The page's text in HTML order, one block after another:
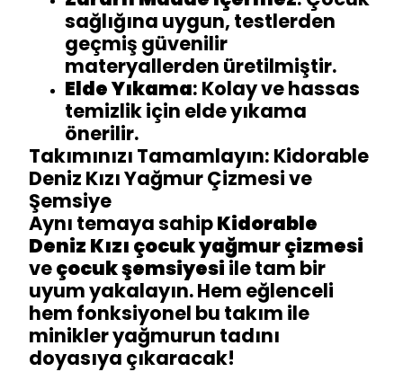
sağlığına uygun, testlerden
geçmiş güvenilir
materyallerden üretilmiştir.
Elde Yıkama: Kolay ve hassas
temizlik için elde yıkama
önerilir.
Takımınızı Tamamlayın: Kidorable
Deniz Kızı Yağmur Çizmesi ve
Şemsiye
Aynı temaya sahipKidorable
Deniz Kızı çocuk yağmur çizmesi
veçocuk şemsiyesi ile tam bir
uyum yakalayın. Hem eğlenceli
hem fonksiyonel bu takım ile
minikler yağmurun tadını
doyasıya çıkaracak!